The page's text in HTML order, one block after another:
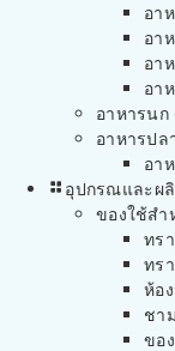
อา
อา
อา
อา
อาหารนก
อาหารปล
อา
อุปกรณและผ
ของใช้สำ
ทร
ทร
ห้อ
ชา
ขอ